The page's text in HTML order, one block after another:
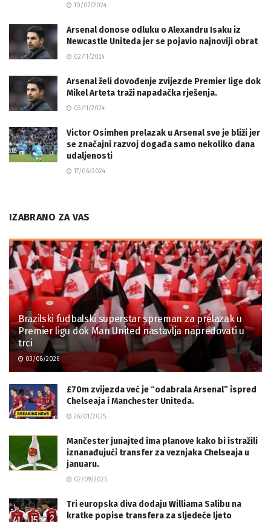
10/07/2024
Arsenal donose odluku o Alexandru Isaku iz
Newcastle Uniteda jer se pojavio najnoviji obrat
02/11/2024
Arsenal želi dovođenje zvijezde Premier lige dok
Mikel Arteta traži napadačka rješenja.
03/11/2024
Victor Osimhen prelazak u Arsenal sve je bliži jer
se značajni razvoj događa samo nekoliko dana
udaljenosti
17/06/2024
IZABRANO ZA VAS
Brazilski fudbalski superstar spreman za prelazak u
Premier ligu dok Man United nastavlja napredovati u
trci
03/08/2026
£70m zvijezda već je “odabrala Arsenal” ispred
Chelseaja i Manchester Uniteda.
26/01/2025
Mančester junajted ima planove kako bi istražili
iznanađujući transfer za veznjaka Chelseaja u
januaru.
02/09/2025
Tri europska diva dodaju Williama Salibu na
kratke popise transfera za sljedeće ljeto